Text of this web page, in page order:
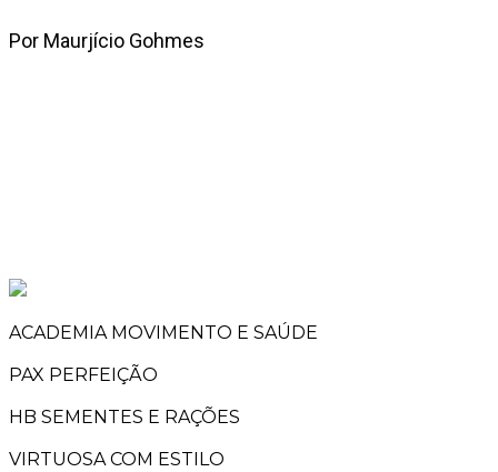
Por Maurjício Gohmes
ACADEMIA MOVIMENTO E SAÚDE
PAX PERFEIÇÃO
HB SEMENTES E RAÇÕES
VIRTUOSA COM ESTILO